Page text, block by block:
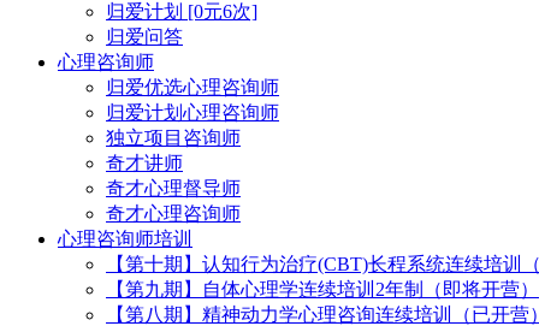
归爱计划 [0元6次]
归爱问答
心理咨询师
归爱优选心理咨询师
归爱计划心理咨询师
独立项目咨询师
奇才讲师
奇才心理督导师
奇才心理咨询师
心理咨询师培训
【第十期】认知行为治疗(CBT)长程系统连续培训
【第九期】自体心理学连续培训2年制（即将开营）
【第八期】精神动力学心理咨询连续培训（已开营）